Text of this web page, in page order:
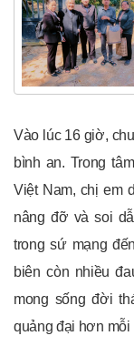
Vào lúc 16 giờ,
bình an. Trong
Việt Nam, chị em
nâng đỡ và soi
trong sứ mạng
biên còn nhiều
mong sống đời
quảng đại hơn mỗi